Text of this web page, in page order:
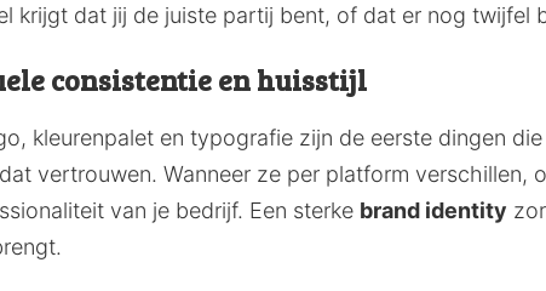
krijgt dat jij de juiste partij bent, of dat er nog twijfel
consistentie en huisstijl
kleurenpalet en typografie zijn de eerste dingen
vertrouwen. Wanneer ze per platform verschillen,
van je bedrijf. Een sterke brand identity